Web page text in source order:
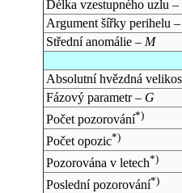
Délka vzestupného uzlu –
Argument šířky perihelu
Střední anomálie – M
Absolutní hvězdná
Fázový parametr – G
Počet pozorování*)
Počet opozic*)
Pozorována v letech*)
Poslední pozorování*)